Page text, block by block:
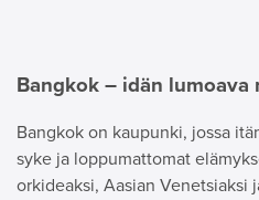
Bangkok – idän lumoava
Bangkok on kaupunki, jossa
syke ja loppumattomat
orkideaksi, Aasian Venetsiaksi